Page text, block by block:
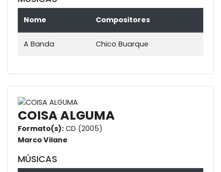
Nome Compositores
A Banda Chico Buarque
COISA ALGUMA
Formato(s): CD (2005)
Marco Vilane
MÚSICAS